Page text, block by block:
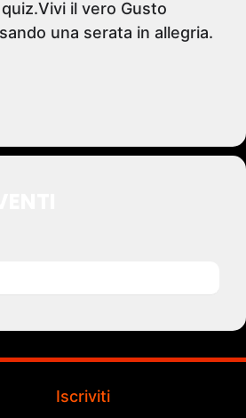
il vero Gusto
una serata in allegria.
Iscriviti